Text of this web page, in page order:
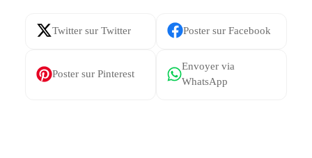
Share
on
Share
on
Facebook
Share
Share